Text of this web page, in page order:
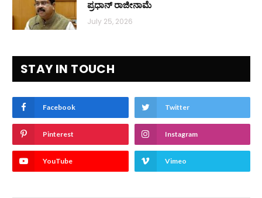
ಪ್ರಧಾನ್ ರಾಜೀನಾಮೆ
July 25, 2026
STAY IN TOUCH
Facebook Twitter
Pinterest Instagram
YouTube Vimeo